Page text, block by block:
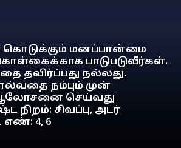
கொடுக்கும் மனப்பான்மை
பாடுபடுவீர்கள்.
தவிர்ப்பது நல்லது.
நம்பும் முன்
செய்வது
நிறம்: சிவப்பு, அடர்
4, 6